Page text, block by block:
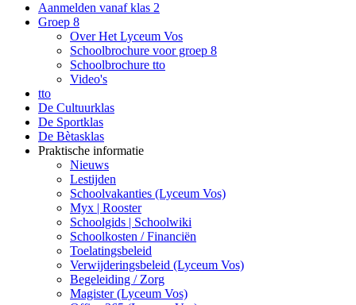
Aanmelden vanaf klas 2
Groep 8
Over Het Lyceum Vos
Schoolbrochure voor groep 8
Schoolbrochure tto
Video's
tto
De Cultuurklas
De Sportklas
De Bètasklas
Praktische informatie
Nieuws
Lestijden
Schoolvakanties (Lyceum Vos)
Myx | Rooster
Schoolgids | Schoolwiki
Schoolkosten / Financiën
Toelatingsbeleid
Verwijderingsbeleid (Lyceum Vos)
Begeleiding / Zorg
Magister (Lyceum Vos)